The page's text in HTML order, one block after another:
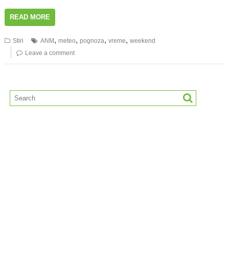
READ MORE
Stiri ANM ,meteo,pognoza,vreme,weekend
Leave a comment